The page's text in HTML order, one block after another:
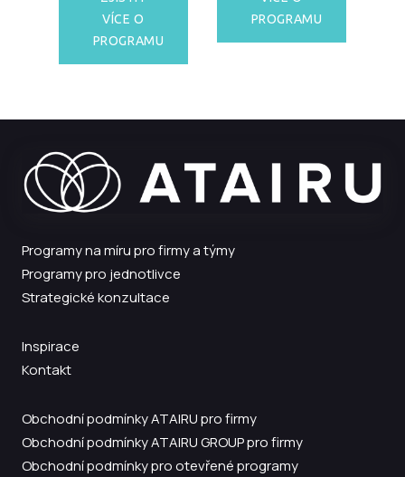
VÍCE O
PROGRAMU
PROGRAMU
Programy na míru pro firmy a týmy
Programy pro jednotlivce
Strategické konzultace
Inspirace
Kontakt
Obchodní podmínky ATAIRU pro firmy
Obchodní podmínky ATAIRU GROUP pro firmy
Obchodní podmínky pro otevřené programy